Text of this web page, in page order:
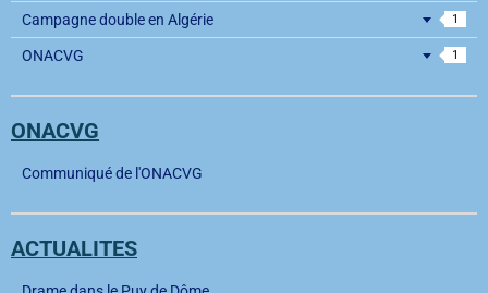
Campagne double en Algérie 1
ONACVG 1
ONACVG
Communiqué de l'ONACVG
ACTUALITES